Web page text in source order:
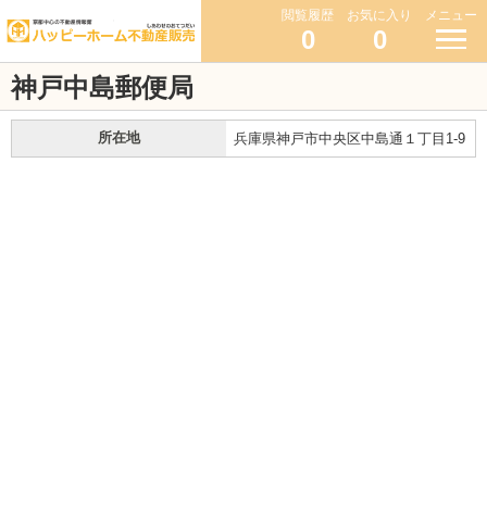
閲覧履歴
0
お気に入り
0
メニュー
神戸中島郵便局
所在地 兵庫県神戸市中央区中島通１丁目1-9